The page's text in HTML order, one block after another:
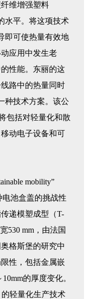
维增强塑料
水平。将这项技术
即可使热量有效地
应用中发生老
性能。东丽的这
路中的热量同时
种技术方案。该公
包括对轻量化和散
动电子设备和可
mobility”
电池盒盖的挑战性
递模塑成型（T-
530 mm，由法国
格斯堡的研究中
性，包括金属嵌
的厚度变化。
轻量化生产技术